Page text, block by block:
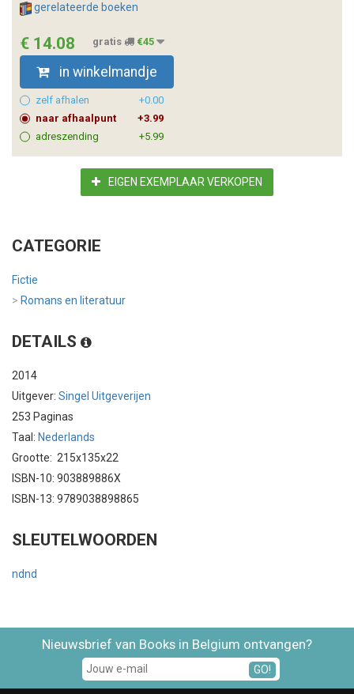
gerelateerde boeken
€ 14.08 gratis €45
in winkelmandje
zelf afhalen
+0.00
naar afhaalpunt
+3.99
adreszending
+5.99
EIGEN EXEMPLAAR VERKOPEN
CATEGORIE
Fictie
> Romans en literatuur
DETAILS
2014
Uitgever: Singel Uitgeverijen
253 Paginas
Taal: Nederlands
Grootte: 215x135x22
ISBN-10: 903889886X
ISBN-13: 9789038898865
SLEUTELWOORDEN
ndnd
Nieuwsbrief van Books in Belgium ontvangen?
GO!